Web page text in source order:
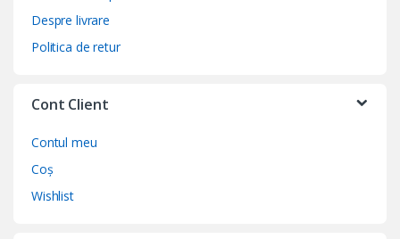
Despre livrare
Politica de retur
Cont Client
Contul meu
Coș
Wishlist